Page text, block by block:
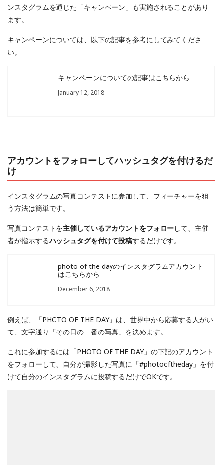
ンスタグラムを通じた「キャンペーン」も実施されることがあり
ます。
キャンペーンについては、以下の記事を参考にしてみてくださ
い。
キャンペーンについての記事はこちらから
January 12, 2018
アカウントをフォローしてハッシュタグを付けるだ
け
インスタグラムの写真コンテストに参加して、フィーチャーを狙
う方法は簡単です。
写真コンテストを主催しているアカウントをフォローして、主催
者が指示するハッシュタグを付けて投稿するだけです。
photo of the dayのインスタグラムアカウント
はこちらから
December 6, 2018
例えば、「PHOTO OF THE DAY」は、世界中から応募する人がい
て、文字通り「その日の一番の写真」を決めます。
これに参加するには「PHOTO OF THE DAY」の下記のアカウント
をフォローして、自分が撮影した写真に「#photooftheday」を付
けて自分のインスタグラムに投稿するだけでOKです。